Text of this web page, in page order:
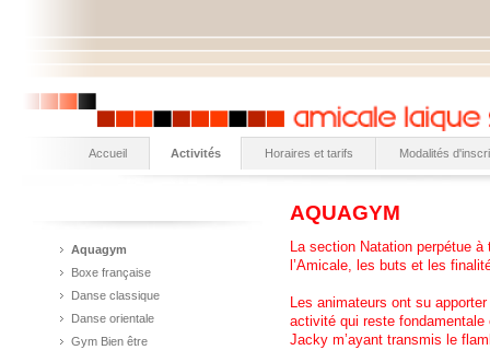
Accueil Activités Horaires et tarifs Modalités
Aquagym
Boxe française
Danse classique
Danse orientale
Gym Bien être
AQUAGYM
La section Natation perpétue
l’Amicale, les buts et les
Les animateurs ont su
activité qui reste
Jacky m’ayant transmis le